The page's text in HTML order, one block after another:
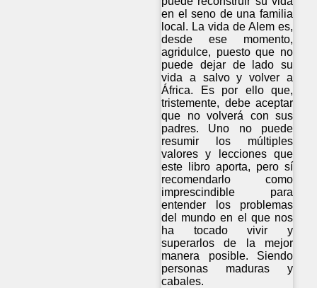
en el seno de una familia
local. La vida de Alem es,
desde ese momento,
agridulce, puesto que no
puede dejar de lado su
vida a salvo y volver a
África. Es por ello que,
tristemente, debe aceptar
que no volverá con sus
padres. Uno no puede
resumir los múltiples
valores y lecciones que
este libro aporta, pero sí
recomendarlo como
imprescindible para
entender los problemas
del mundo en el que nos
ha tocado vivir y
superarlos de la mejor
manera posible. Siendo
personas maduras y
cabales.